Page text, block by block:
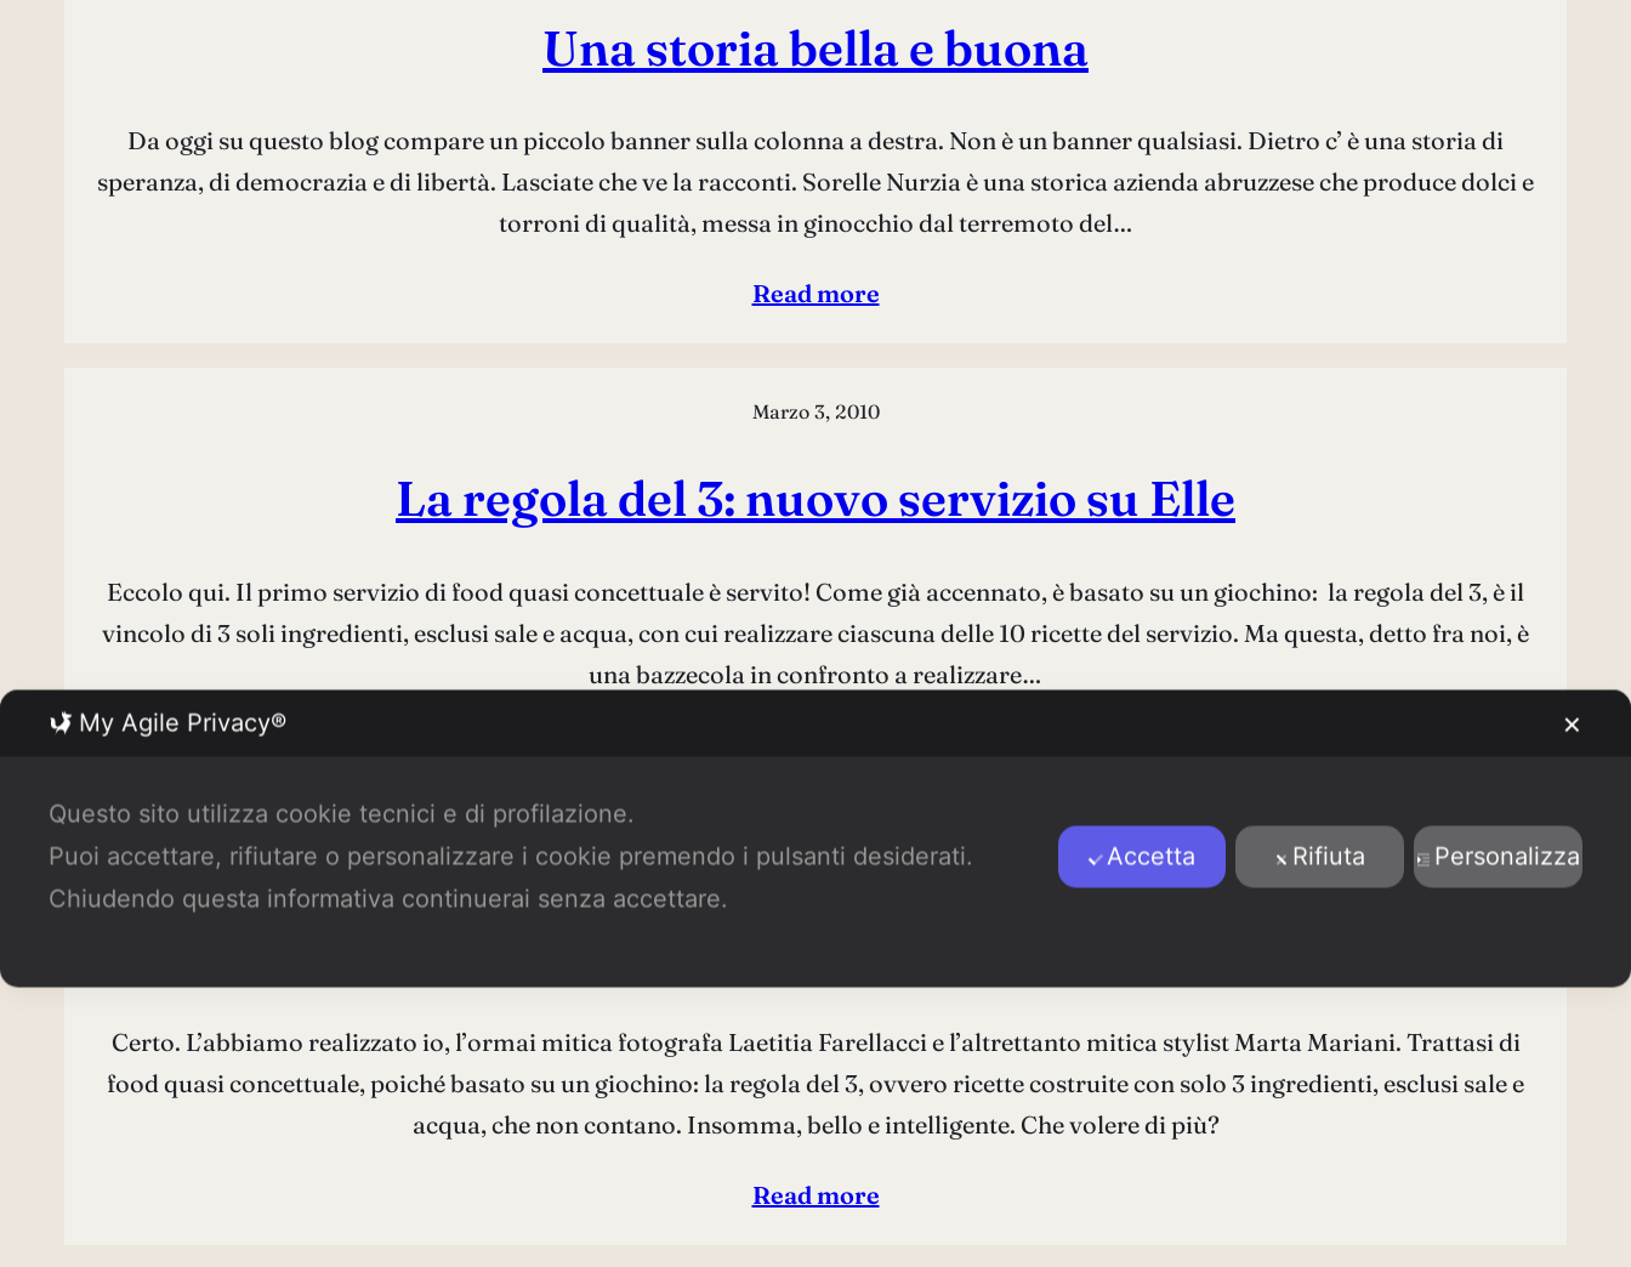
Una storia bella e buona
Da oggi su questo blog compare un piccolo banner sulla colonna a destra. Non è un banner qualsiasi. Dietro c’ è una storia di
speranza, di democrazia e di libertà. Lasciate che ve la racconti. Sorelle Nurzia è una storica azienda abruzzese che produce dolci e
torroni di qualità, messa in ginocchio dal terremoto del…
Read more
Marzo 3, 2010
La regola del 3: nuovo servizio su Elle
Eccolo qui. Il primo servizio di food quasi concettuale è servito! Come già accennato, è basato su un giochino: la regola del 3, è il
vincolo di 3 soli ingredienti, esclusi sale e acqua, con cui realizzare ciascuna delle 10 ricette del servizio. Ma questa, detto fra noi, è
una bazzecola in confronto a realizzare…
Gennaio 24, 2010
Certo. L’abbiamo realizzato io, l’ormai mitica fotografa Laetitia Farellacci e l’altrettanto mitica stylist Marta Mariani. Trattasi di
food quasi concettuale, poiché basato su un giochino: la regola del 3, ovvero ricette costruite con solo 3 ingredienti, esclusi sale e
acqua, che non contano. Insomma, bello e intelligente. Che volere di più?
Read more
My Agile Privacy® ✕
Questo sito utilizza cookie tecnici e di profilazione.
Puoi accettare, rifiutare o personalizzare i cookie premendo i pulsanti desiderati.
Chiudendo questa informativa continuerai senza accettare.
Accetta Rifiuta Personalizza